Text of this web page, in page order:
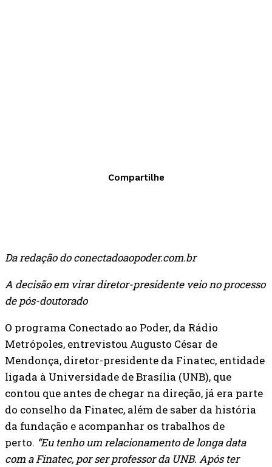
Compartilhe
Da redação do conectadoaopoder.com.br
A decisão em virar diretor-presidente veio no processo
de pós-doutorado
O programa Conectado ao Poder, da Rádio
Metrópoles, entrevistou Augusto César de
Mendonça, diretor-presidente da Finatec, entidade
ligada à Universidade de Brasília (UNB), que
contou que antes de chegar na direção, já era parte
do conselho da Finatec, além de saber da história
da fundação e acompanhar os trabalhos de
perto. “Eu tenho um relacionamento de longa data
com a Finatec, por ser professor da UNB. Após ter